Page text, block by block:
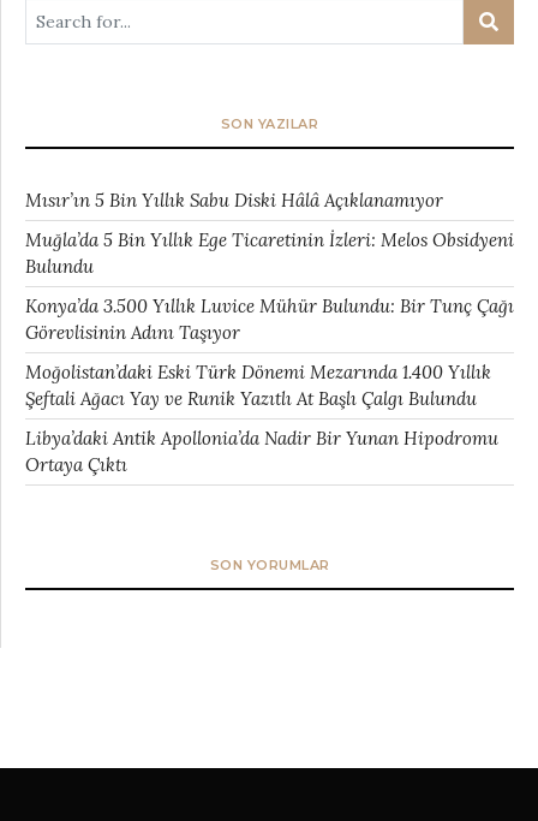
SON YAZILAR
Mısır’ın 5 Bin Yıllık Sabu Diski Hâlâ Açıklanamıyor
Muğla’da 5 Bin Yıllık Ege Ticaretinin İzleri: Melos Obsidyeni
Bulundu
Konya’da 3.500 Yıllık Luvice Mühür Bulundu: Bir Tunç Çağı
Görevlisinin Adını Taşıyor
Moğolistan’daki Eski Türk Dönemi Mezarında 1.400 Yıllık
Şeftali Ağacı Yay ve Runik Yazıtlı At Başlı Çalgı Bulundu
Libya’daki Antik Apollonia’da Nadir Bir Yunan Hipodromu
Ortaya Çıktı
SON YORUMLAR